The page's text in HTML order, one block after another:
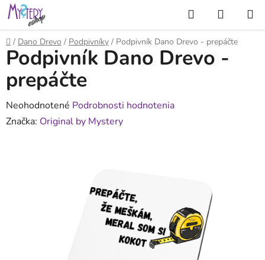
Prejsť
na
obsah
Hľadať
KOŠÍK
Domov
/ Dano Drevo / Podpivníky / Podpivník Dano Drevo - prepáčte
Podpivník Dano Drevo -
prepáčte
Priemerné
hodnotenie
Neohodnotené Podrobnosti hodnotenia
Značka: Original by Mystery